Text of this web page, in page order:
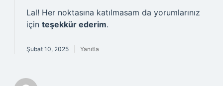
Lal! Her noktasına katılmasam da yorumlarınız
için teşekkür ederim.
Şubat 10, 2025 Yanıtla